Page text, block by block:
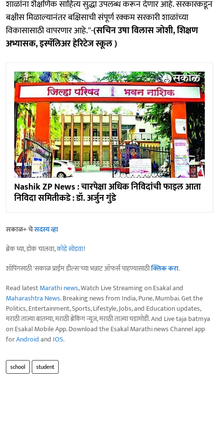
शाळांना शैक्षणिक साहित्य सुद्धा उपलब्ध करून देणार आहे. सरकारकडून
बक्षीस मिळाल्यानंतर बक्षिसाची संपूर्ण रक्कम सरकारी शाळांच्या
विकासासाठी वापरणार आहे.''-(सचिन उषा विलास जोशी, शिक्षण
अभ्यासक, इस्पॅलिअर हेरिटेज स्कूल )
Nashik ZP News : चारपेक्षा अधिक निविदांची फाइल आता
निविदा समितीकडे : डॉ. अर्जुन गुंडे
सकाळ+ चेसदस्य व्हा
ब्रेक घ्या, डोकं चालवा,कोडे सोडवा!
शॉपिंगसाठी 'सकाळ प्राईम डील्स'च्या भन्नाट ऑफर्स पाहण्यासाठीक्लिक करा.
Read latestMarathi news, Watch Live Streaming on Esakal and
Maharashtra News. Breaking news from India, Pune, Mumbai. Get the
Politics, Entertainment, Sports, Lifestyle, Jobs, and Education updates,
मराठी ताज्या बातम्या, मराठी ब्रेकिंग न्यूज, मराठी ताज्या घडामोडी. And Live taja batmya
on Esakal Mobile App. Download the Esakal Marathi news Channel app
forAndroidand IOS.
school student